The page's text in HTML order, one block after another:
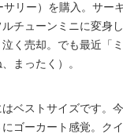
リー）を購入。サー
チューンミニに変身
く売却。でも最近「
まったく）。
ベストサイズです。
ゴーカート感覚。ク